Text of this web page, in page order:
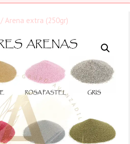
/ Arena extra (250gr)